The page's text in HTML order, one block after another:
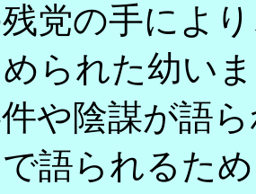
党の手によ
られた幼い
や陰謀が語
語られるた